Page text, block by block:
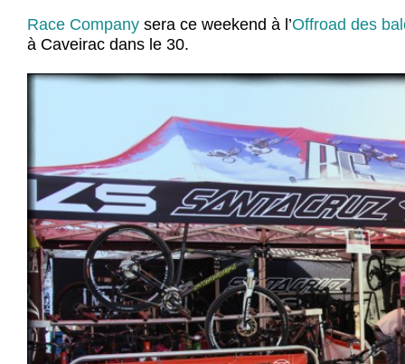
Race Company sera ce weekend à l’Offroad des
à Caveirac dans le 30.